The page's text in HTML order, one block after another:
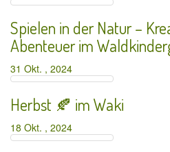
Spielen in der Natur –
Abenteuer im
31 Okt. , 2024
Herbst 🍂 im Waki
18 Okt. , 2024